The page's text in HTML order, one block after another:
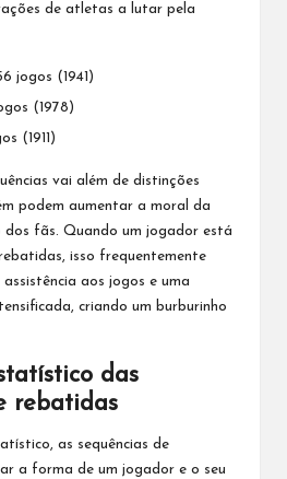
de atletas a lutar pela
jogos (1941)
(1978)
(1911)
vai além de distinções
podem aumentar a moral da
dos fãs. Quando um jogador está
isso frequentemente
aos jogos e uma
criando um burburinho
das
rebatidas
as sequências de
a forma de um jogador e o seu